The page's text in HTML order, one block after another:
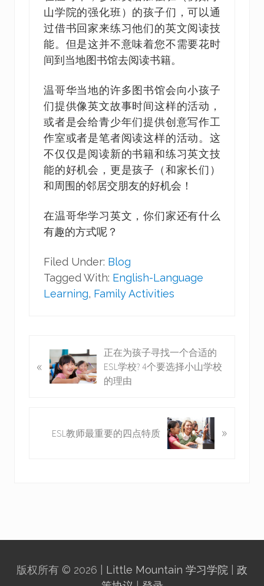
山学院的强化班）的孩子们，可以通
过借书回家来练习他们的英文阅读技
能。但是这并不意味着您不需要花时
间到当地图书馆去阅读书籍。
温哥华当地的许多图书馆会向小孩子
们提供像英文故事时间这样的活动，
或者是会给青少年们提供创意写作工
作室或者是笔者阅读这样的活动。这
不仅仅是阅读新的书籍和练习英文技
能的好机会，更是孩子（和家长们）
和周围的邻居交朋友的好机会！
在温哥华学习英文，你们家还有什么
有趣的方式呢？
Filed Under: Blog
Tagged With: English-Language
Learning, Family Activities
r
«
正在为孩子寻找一个合适的
ESL学校? 4个要选择小山学校
的理由
:
ESL教师最重要的四点特质 »
版权所有 © 2026 | Little Mountain 学习学院
政